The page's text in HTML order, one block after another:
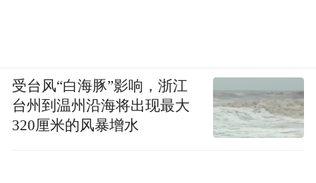
受台风“白海豚”影响，浙江
台州到温州沿海将出现最大
320厘米的风暴增水